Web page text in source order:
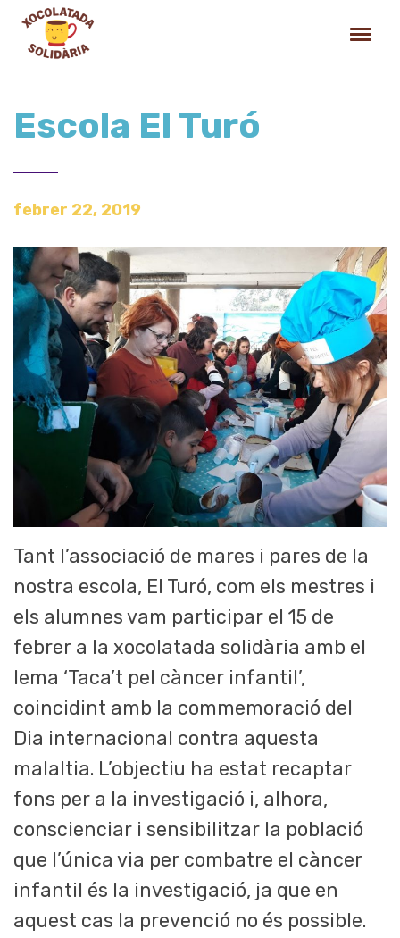
Escola El Turó
febrer 22, 2019
Tant l’associació de mares i pares de la
nostra escola, El Turó, com els mestres i
els alumnes vam participar el 15 de
febrer a la xocolatada solidària amb el
lema ‘Taca’t pel càncer infantil’,
coincidint amb la commemoració del
Dia internacional contra aquesta
malaltia. L’objectiu ha estat recaptar
fons per a la investigació i, alhora,
conscienciar i sensibilitzar la població
que l’única via per combatre el càncer
infantil és la investigació, ja que en
aquest cas la prevenció no és possible.